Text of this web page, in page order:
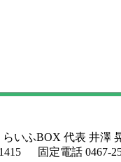
らいふBOX 代表 井澤
固定電話 0467-